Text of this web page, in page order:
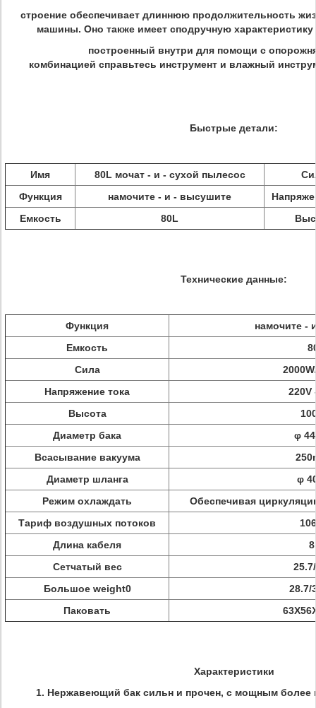
строение обеспечивает длиннюю продолжительность
машины. Оно также имеет сподручную
построенный внутри для помощи с
комбинацией справьтесь инструмент и влажный
Быстрые детали:
Имя 80L мочат - и - сухой пылесос
Функция
намочите - и - высушите
Емкость
80L
Технические данные:
Функция
намочите -
Емкость
Сила
Напряжение тока
220V
Высота
Диаметр бака
φ
Всасывание вакуума
Диаметр шланга
φ
Режим охлаждать
Обеспечивая
Тариф воздушных потоков
Длина кабеля
Сетчатый вес
Большое weight0
28.7/
Паковать
Характеристики
1. Нержавеющий бак сильн и прочен, с мощным